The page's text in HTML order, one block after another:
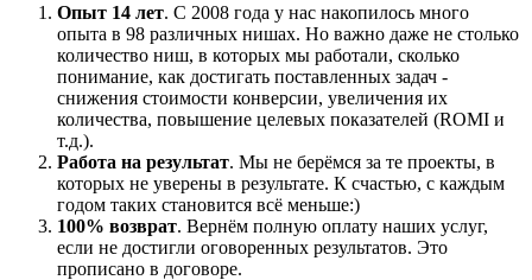
Опыт 14 лет. С 2008 года у нас накопилось много
опыта в 98 различных нишах. Но важно даже не столько
количество ниш, в которых мы работали, сколько
понимание, как достигать поставленных задач -
снижения стоимости конверсии, увеличения их
количества, повышение целевых показателей (ROMI и
т.д.).
Работа на результат. Мы не берёмся за те проекты, в
которых не уверены в результате. К счастью, с каждым
годом таких становится всё меньше:)
100% возврат. Вернём полную оплату наших услуг,
если не достигли оговоренных результатов. Это
прописано в договоре.